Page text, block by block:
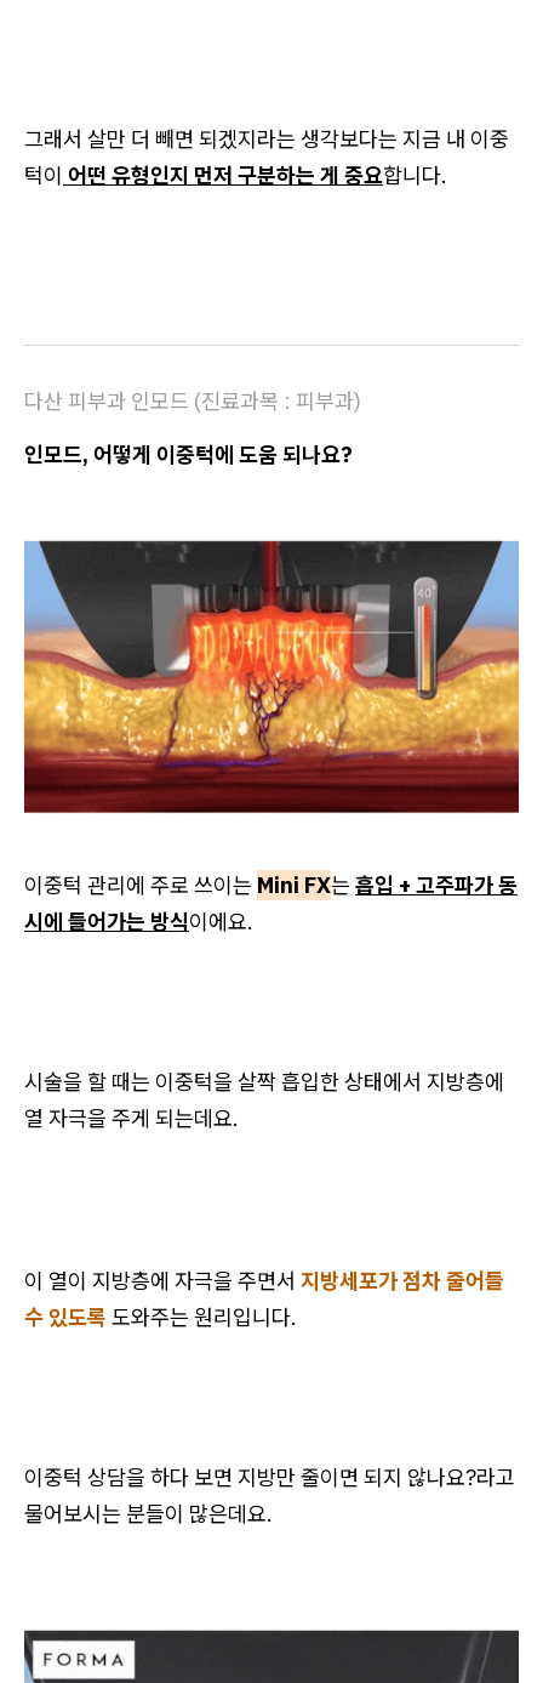
그래서 살만 더 빼면 되겠지라는 생각보다는 지금 내 이중
턱이 어떤 유형인지 먼저 구분하는 게 중요합니다.
다산 피부과 인모드 (진료과목 : 피부과)
인모드, 어떻게 이중턱에 도움 되나요?
이중턱 관리에 주로 쓰이는 Mini FX는 흡입 + 고주파가 동
시에 들어가는 방식이에요.
시술을 할 때는 이중턱을 살짝 흡입한 상태에서 지방층에
열 자극을 주게 되는데요.
이 열이 지방층에 자극을 주면서 지방세포가 점차 줄어들
수 있도록 도와주는 원리입니다.
이중턱 상담을 하다 보면 지방만 줄이면 되지 않나요?라고
물어보시는 분들이 많은데요.